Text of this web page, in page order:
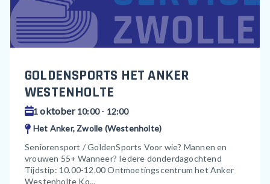
GOLDENSPORTS HET ANKER
WESTENHOLTE
1oktober10:00 - 12:00
Het Anker, Zwolle (Westenholte)
Seniorensport / GoldenSports Voor wie? Mannen en
vrouwen 55+ Wanneer? Iedere donderdagochtend
Tijdstip: 10.00-12.00 Ontmoetingscentrum het Anker
Westenholte Ko...